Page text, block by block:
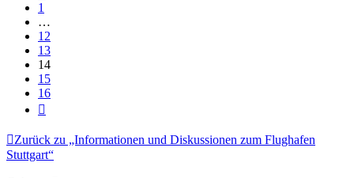
1
…
12
13
14
15
16
Zurück zu „Informationen und Diskussionen zum Flughafen
Stuttgart“